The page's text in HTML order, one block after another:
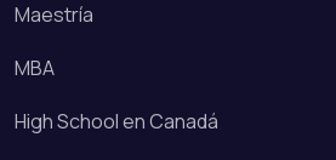
Maestría
MBA
High School en Canadá